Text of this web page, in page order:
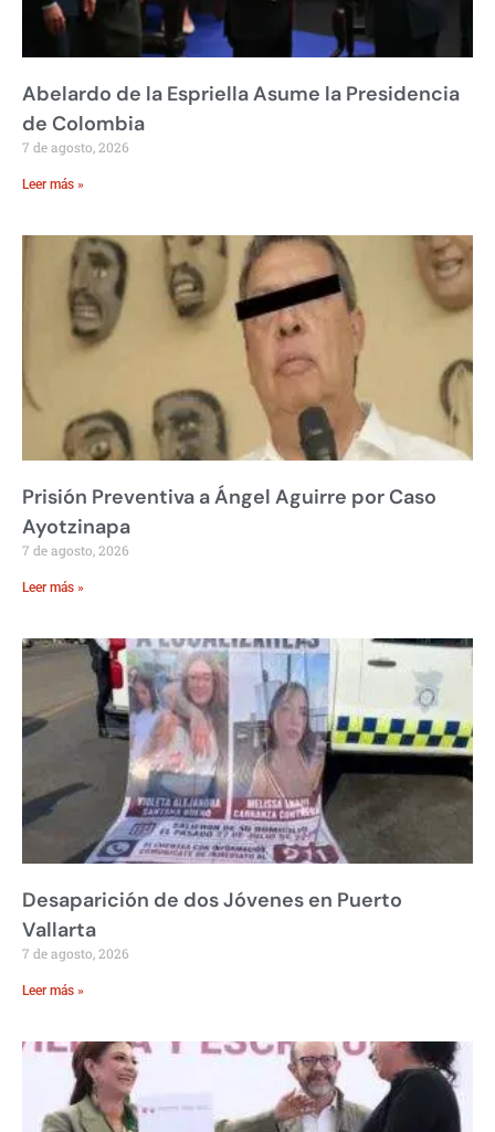
Abelardo de la Espriella Asume la Presidencia
de Colombia
7 de agosto, 2026
Leer más »
Prisión Preventiva a Ángel Aguirre por Caso
Ayotzinapa
7 de agosto, 2026
Leer más »
Desaparición de dos Jóvenes en Puerto
Vallarta
7 de agosto, 2026
Leer más »